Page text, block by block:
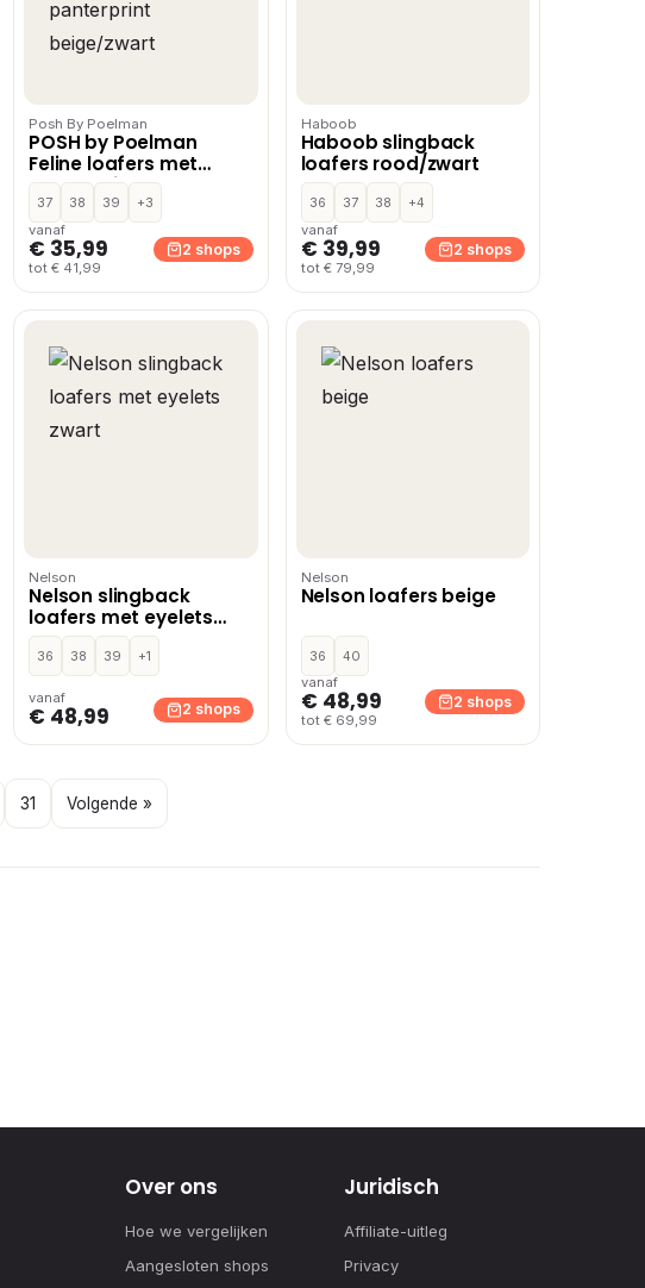
Posh By Poelman
POSH by Poelman
Feline loafers met
panterprint
beige/zwart
37 38 39
+3
vanaf
€ 35,99
tot € 41,99
2 shops
Haboob
Haboob slingback
loafers rood/zwart
36 37 38
+4
vanaf
€ 39,99
tot € 79,99
2 shops
Nelson
Nelson slingback
loafers met eyelets
zwart
36 38 39 +1
vanaf
€ 48,99 2 shops
Nelson
Nelson loafers beige
36
40
vanaf
€ 48,99
tot € 69,99
2 shops
31 Volgende »
Over ons
Hoe we vergelijken
Aangesloten shops
Juridisch
Affiliate-uitleg
Privacy